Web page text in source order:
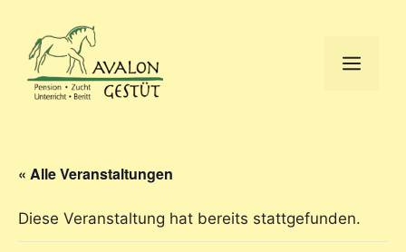
« Alle Veranstaltungen
Diese Veranstaltung hat bereits stattgefunden.